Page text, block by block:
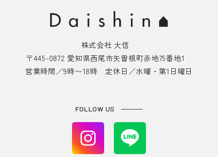
株式会社 大信
〒445-0872 愛知県西尾市矢曽根町赤地75番地1
営業時間／9時〜18時 定休日／水曜・第1日曜日
FOLLOW US